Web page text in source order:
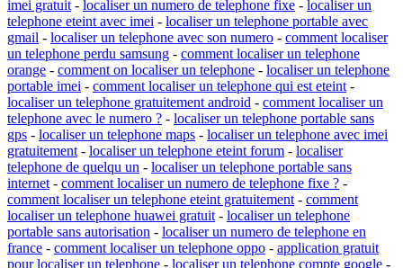
imei gratuit - localiser un numero de telephone fixe - localiser un
telephone eteint avec imei - localiser un telephone portable avec
gmail - localiser un telephone avec son numero - comment localiser
un telephone perdu samsung - comment localiser un telephone
orange - comment on localiser un telephone - localiser un telephone
portable imei - comment localiser un telephone qui est eteint -
localiser un telephone gratuitement android - comment localiser un
telephone avec le numero ? - localiser un telephone portable sans
gps - localiser un telephone maps - localiser un telephone avec imei
gratuitement - localiser un telephone eteint forum - localiser
telephone de quelqu un - localiser un telephone portable sans
internet - comment localiser un numero de telephone fixe ? -
comment localiser un telephone eteint gratuitement - comment
localiser un telephone huawei gratuit - localiser un telephone
portable sans autorisation - localiser un numero de telephone en
france - comment localiser un telephone oppo - application gratuit
pour localiser un telephone - localiser un telephone compte google -